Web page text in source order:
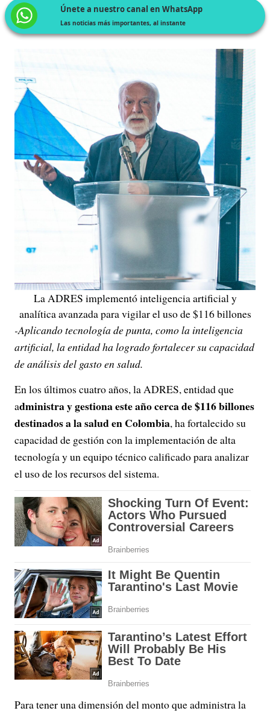
Únete a nuestro canal en WhatsApp
Las noticias más importantes, al instante
La ADRES implementó inteligencia artificial y
analítica avanzada para vigilar el uso de $116 billones
-Aplicando tecnología de punta, como la inteligencia
artificial, la entidad ha logrado fortalecer su capacidad
de análisis del gasto en salud.
En los últimos cuatro años, la ADRES, entidad que
administra y gestiona este año cerca de $116 billones
destinados a la salud en Colombia, ha fortalecido su
capacidad de gestión con la implementación de alta
tecnología y un equipo técnico calificado para analizar
el uso de los recursos del sistema.
Para tener una dimensión del monto que administra la